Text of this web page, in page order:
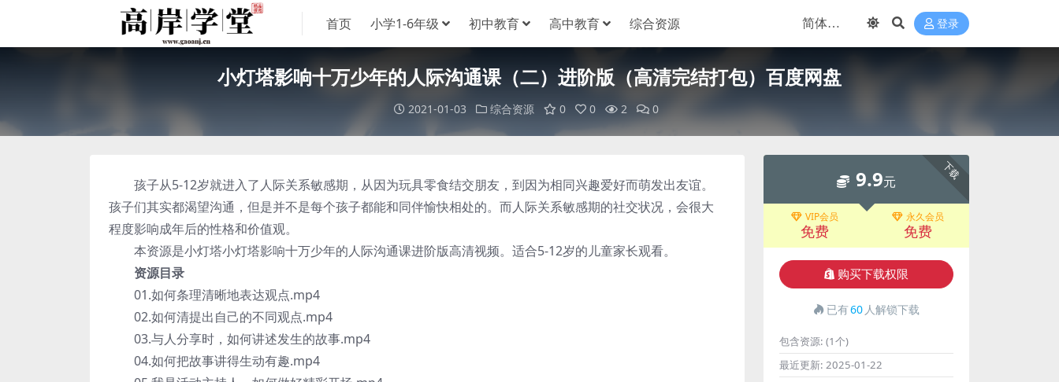
首页 小学1-6年级 初中教育 高中教育 综合资源 登录
小灯塔影响十万少年的人际沟通课（二）进阶版（高清完结打包）百度网盘
2021-01-03 综合资源 0 0 2 0
孩子从5-12岁就进入了人际关系敏感期，从因为玩具零食结交朋友，到因为相同兴趣爱好而萌发出友谊。
孩子们其实都渴望沟通，但是并不是每个孩子都能和同伴愉快相处的。而人际关系敏感期的社交状况，会很大
程度影响成年后的性格和价值观。
本资源是小灯塔小灯塔影响十万少年的人际沟通课进阶版高清视频。适合5-12岁的儿童家长观看。
资源目录
01.如何条理清晰地表达观点.mp4
02.如何清提出自己的不同观点.mp4
03.与人分享时，如何讲述发生的故事.mp4
04.如何把故事讲得生动有趣.mp4
下载
9.9元
VIP会员
免费
永久会员
免费
购买下载权限
已有60 人解锁下载
包含资源: (1个)
最近更新: 2025-01-22